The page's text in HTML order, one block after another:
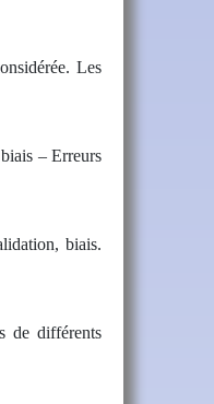
Les
– Erreurs
biais.
de différents